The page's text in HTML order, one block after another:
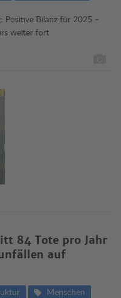
Positive Bilanz für 2025 –
weiter fort
84 Tote pro Jahr
auf
Menschen